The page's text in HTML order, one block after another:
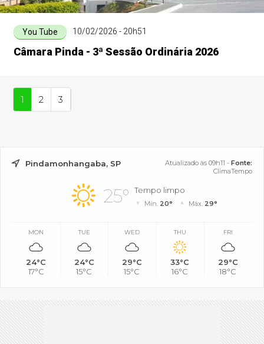
You Tube 10/02/2026 - 20h51
Câmara Pinda - 3ª Sessão Ordinária 2026
1 2 3
Pindamonhangaba, SP Atualizado às 09h11 - Fonte:
ClimaTempo
25° Tempo limpo
Mín. 20° Máx. 29°
MON
24°C
17°C
TUE
24°C
15°C
WED
29°C
15°C
THU
33°C
16°C
FRI
29°C
18°C